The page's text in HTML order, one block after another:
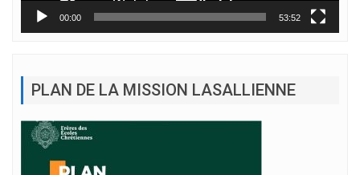
00:00 53:52
PLAN DE LA MISSION LASALLIENNE